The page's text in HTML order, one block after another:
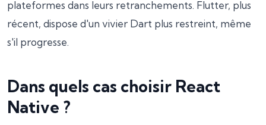
plateformes dans leurs retranchements. Flutter, plus
récent, dispose d'un vivier Dart plus restreint, même
s'il progresse.
Dans quels cas choisir React
Native ?